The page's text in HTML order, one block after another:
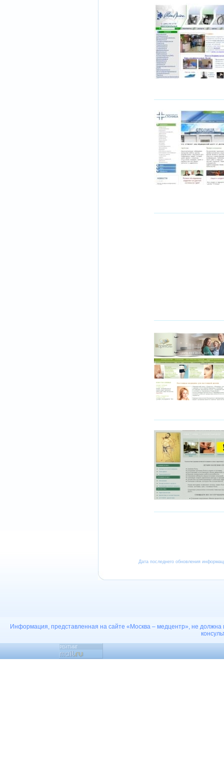
Дата последнего обновления
Информация, представленная на сайте «Москва – медцентр», не должна